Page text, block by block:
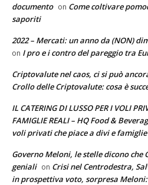
documento on Come coltivare
saporiti
2022 – Mercati: un anno da (NON)
on I pro e i contro del pareggio tra
Criptovalute nel caos, ci si può
Crollo delle Criptovalute: cosa è
IL CATERING DI LUSSO PER I VOLI
FAMIGLIE REALI – HQ Food &
voli privati che piace a divi e
Governo Meloni, le stelle dicono che
geniali on Crisi nel Centrodestra,
in prospettiva voto, sorpresa